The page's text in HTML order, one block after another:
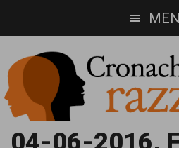
to
main
content
to
footer
Cronache